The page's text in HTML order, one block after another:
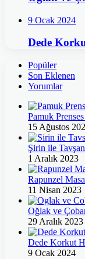
9 Ocak 2024
Dede
Popüler
Son Eklenen
Yorumlar
Pamuk
15 Ağustos
Şirin ile
1 Aralık 2023
Rapunzel
11 Nisan 2023
Oğlak ve
29 Aralık 2023
Dede Korkut
9 Ocak 2024